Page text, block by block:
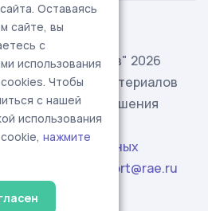
ассоциация
и специалистов" 2026
материалов
с разрешения
данных
-
support@rae.ru
Оставаясь
сайте, вы
с
использования
Чтобы
с нашей
использования
нажмите